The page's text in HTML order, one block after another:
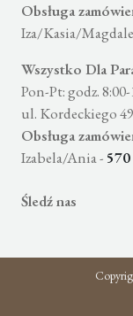
Obsługa
Iza/Kasia/
Wszystko Dla
Pon-Pt: godz.
ul. Kordeckiego
Obsługa
Izabela/Ania -
Śledź nas